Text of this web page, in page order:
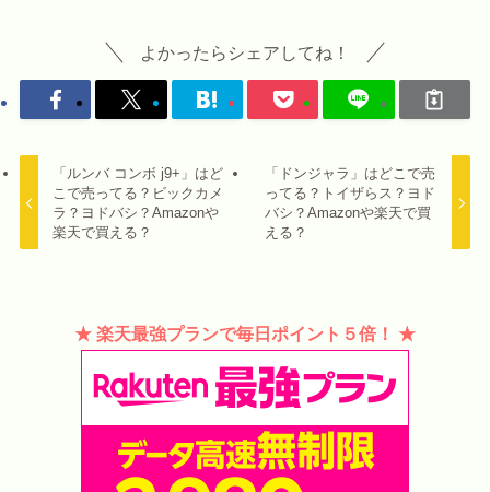
よかったらシェアしてね！
「ルンバ コンボ j9+」はど
こで売ってる？ビックカメ
ラ？ヨドバシ？Amazonや
楽天で買える？
「ドンジャラ」はどこで売
ってる？トイザらス？ヨド
バシ？Amazonや楽天で買
える？
★ 楽天最強プランで毎日ポイント５倍！ ★